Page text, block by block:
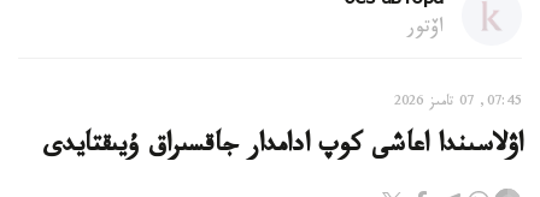
اۆتور
07:45, 07 تامىز 2026
اۋلاسىندا اعاشى كوپ ادامدار جاقسىراق ۇيىقتايدى